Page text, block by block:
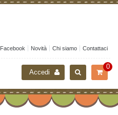
Facebook Novità Chi siamo Contattaci
0
Accedi